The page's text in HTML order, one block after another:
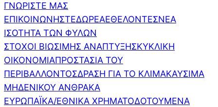
ΓΝΩΡΙΣΤΕ ΜΑΣ
ΕΠΙΚΟΙΝΩΝΗΣΤΕΔΩΡΕΑΕΘΕΛΟΝΤΕΣΝΕΑ
ΙΣΟΤΗΤΑ ΤΩΝ ΦΥΛΩΝ
ΣΤΟΧΟΙ ΒΙΩΣΙΜΗΣ ΑΝΑΠΤΥΞΗΣΚΥΚΛΙΚΗ
ΟΙΚΟΝΟΜΙΑΠΡΟΣΤΑΣΙΑ ΤΟΥ
ΠΕΡΙΒΑΛΛΟΝΤΟΣΔΡΑΣΗ ΓΙΑ ΤΟ ΚΛΙΜΑΚΑΥΣΙΜΑ
ΜΗΔΕΝΙΚΟΥ ΑΝΘΡΑΚΑ
ΕΥΡΩΠΑΪΚΑ/ΕΘΝΙΚΑ ΧΡΗΜΑΤΟΔΟΤΟΥΜΕΝΑ